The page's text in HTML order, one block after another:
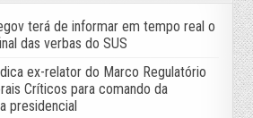
terá de informar em tempo real o
das verbas do SUS
ex-relator do Marco Regulatório
Críticos para comando da
presidencial